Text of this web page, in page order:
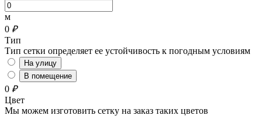
м
0 ₽
Тип
Тип сетки определяет ее устойчивость к погодным условиям
На улицу
В помещение
0 ₽
Цвет
Мы можем изготовить сетку на заказ таких цветов